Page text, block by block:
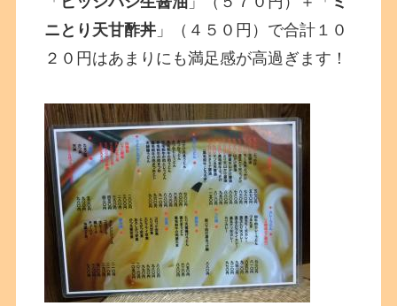
ニとり天甘酢丼 」（４５０円）で合計１０
２０円はあまりにも満足感が高過ぎます！